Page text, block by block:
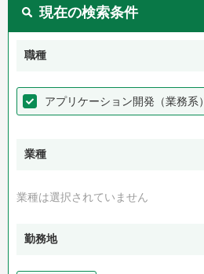
現在の検索条件
職種
アプリケーション開発（業務系）
業種
業種は選択されていません
勤務地